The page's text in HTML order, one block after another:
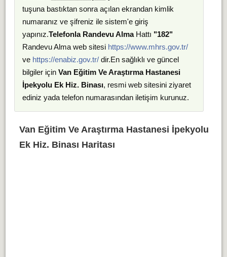
tuşuna bastıktan sonra açılan ekrandan kimlik
numaranız ve şifreniz ile sistem'e giriş
yapınız.Telefonla Randevu AlmaHattı "182"
Randevu Alma web sitesi https://www.mhrs.gov.tr/
ve https://enabiz.gov.tr/dir.En sağlıklı ve güncel
bilgiler için Van Eğitim Ve Araştırma Hastanesi
İpekyolu Ek Hiz. Binası, resmi web sitesini ziyaret
ediniz yada telefon numarasından iletişim kurunuz.
Van Eğitim Ve Araştırma Hastanesi İpekyolu
Ek Hiz. Binası Haritası